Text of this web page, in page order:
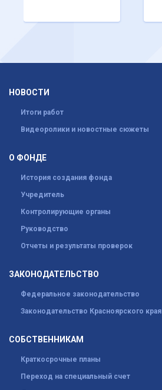
НОВОСТИ
Итоги работ
Видеоролики и новостные сюжеты
О ФОНДЕ
История создания фонда
Учредитель
Контролирующие органы
Руководство
Отчеты и результаты проверок
ЗАКОНОДАТЕЛЬСТВО
Федеральное законодательство
Законодательство Красноярского края
СОБСТВЕННИКАМ
Краткосрочные планы
Переход на специальный счет